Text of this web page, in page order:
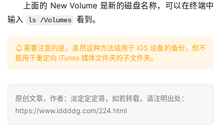
上面的 New Volume 是新的磁盘名称，可以在终端中
输入
ls /Volumes 看到。
需要注意的是，虽然这种方法适用于 iOS 设备的备份，但不
能用于重定向 iTunes 媒体文件夹的子文件夹。
原创文章，作者：淡定定定哥，如若转载，请注明出处：
https://www.iddddg.com/224.html